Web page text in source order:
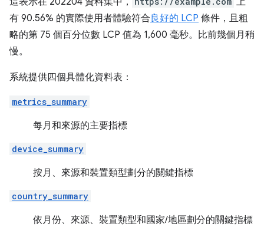
有 90.56% 的實際使用者體驗符合良好的 LCP 條件，且粗
略的第 75 個百分位數 LCP 值為 1,600 毫秒。比前幾個月稍
慢。
系統提供四個具體化資料表：
metrics_summary
每月和來源的主要指標
device_summary
按月、來源和裝置類型劃分的關鍵指標
country_summary
依月份、來源、裝置類型和國家/地區劃分的關鍵指標